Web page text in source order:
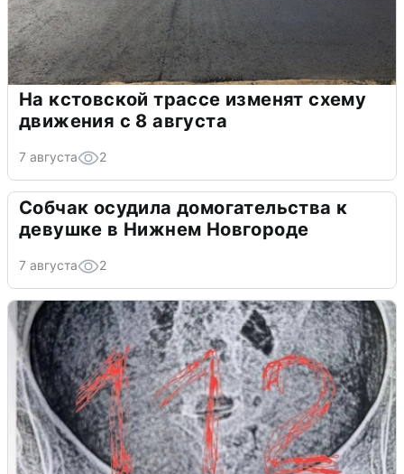
На кстовской трассе изменят схему
движения с 8 августа
7 августа 2
Собчак осудила домогательства к
девушке в Нижнем Новгороде
7 августа 2